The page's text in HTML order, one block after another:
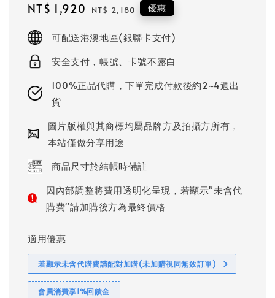
Sale
NT$ 1,920 Regular
NT$ 2,180 優惠
可配送港澳地區(銀聯卡支付)
安全支付，帳號、卡號不露白
100%正品代購，下單完成付款後約2~4週出
貨
圖片版權與其商標均屬品牌方及拍攝方所有，
本站僅做分享用途
商品尺寸於結帳時備註
因內部調整將費用透明化呈現，若顯示"未含代
購費"請加購後方為最終價格
適用優惠
若顯示未含代購費請配對加購(未加購視同無效訂單)
會員消費享1%回饋金